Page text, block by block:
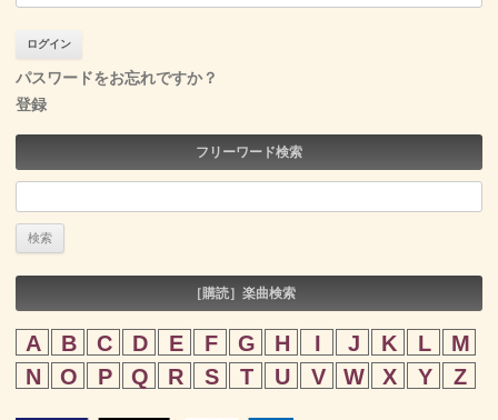
パスワードをお忘れですか？
登録
フリーワード検索
索:
［購読］楽曲検索
A B C D E F G H I J K L
M
N
O P Q R S T U V W X Y Z